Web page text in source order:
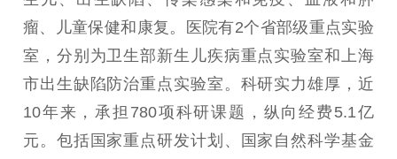
瘤、儿童保健和康复。医院有2个省部级重点实验
室，分别为卫生部新生儿疾病重点实验室和上海
市出生缺陷防治重点实验室。科研实力雄厚，近
10年来，承担780项科研课题，纵向经费5.1亿
元。包括国家重点研发计划、国家自然科学基金